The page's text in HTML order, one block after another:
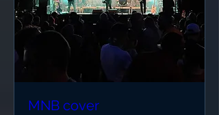
MNB cover